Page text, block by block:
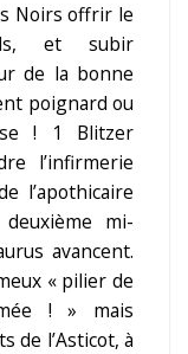
Noirs offrir le
et subir
de la bonne
poignard ou
! 1 Blitzer
l’infirmerie
l’apothicaire
mi-
avancent.
« pilier de
! » mais
de l’Asticot, à